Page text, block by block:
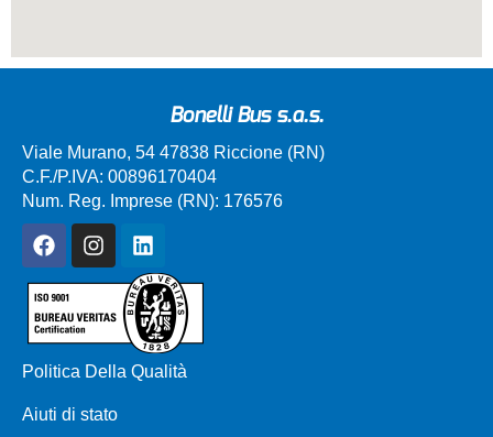
Bonelli Bus s.a.s.
Viale Murano, 54 47838 Riccione (RN)
C.F./P.IVA: 00896170404
Num. Reg. Imprese (RN): 176576
Politica Della Qualità
Aiuti di stato